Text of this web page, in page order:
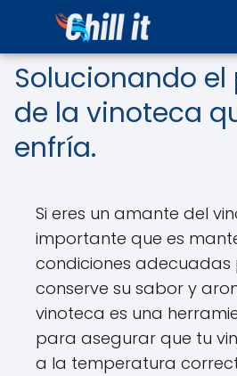
Solucionando
de la vinoteca
enfría.
Si eres un amante del
importante que es
condiciones
conserve su sabor y
vinoteca es una
para asegurar que tu
a la temperatura